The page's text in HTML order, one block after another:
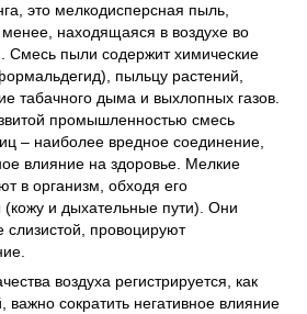
это мелкодисперсная пыль,
находящаяся в воздухе во
Смесь пыли содержит химические
пыльцу растений,
табачного дыма и выхлопных газов.
промышленностью смесь
– наиболее вредное соединение,
влияние на здоровье. Мелкие
в организм, обходя его
и дыхательные пути). Они
провоцируют
воздуха регистрируется, как
важно сократить негативное влияние